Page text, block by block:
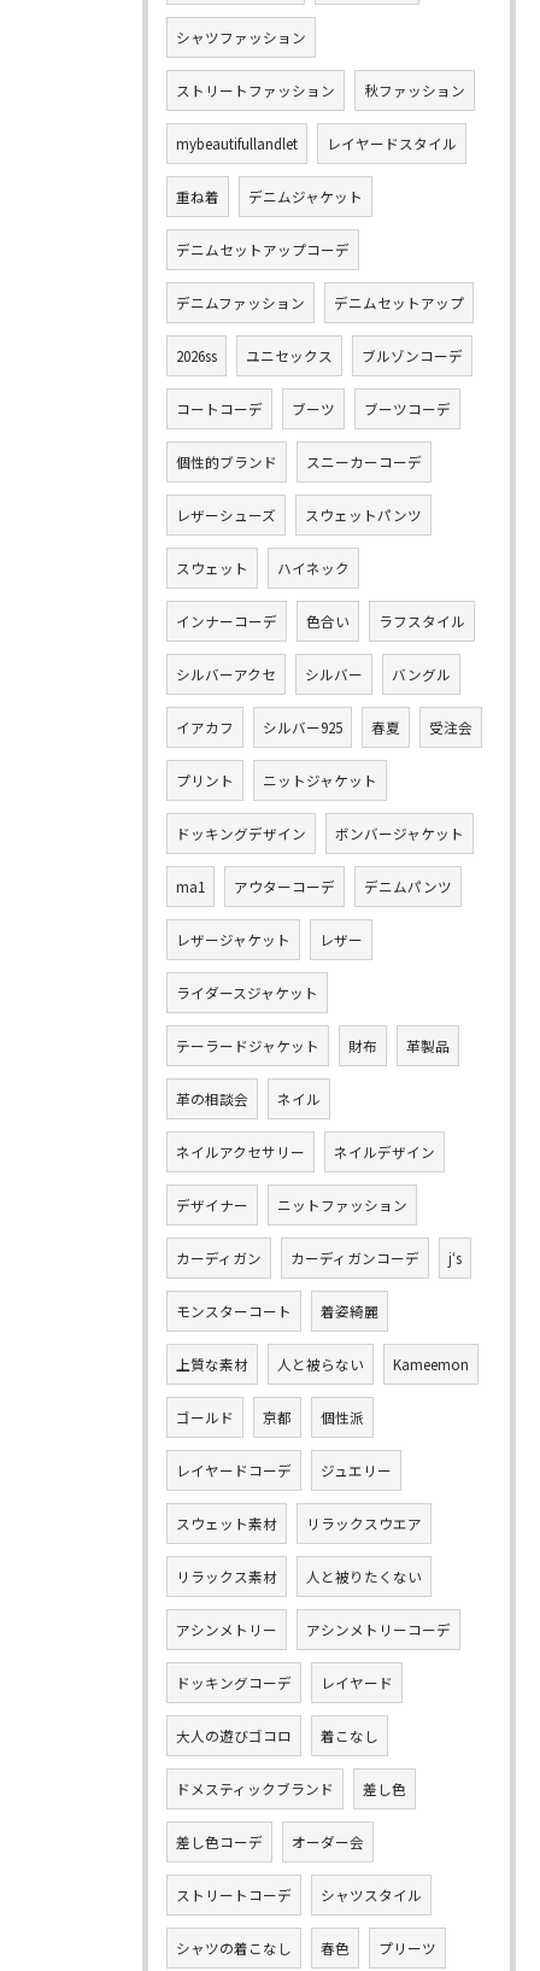
シャツファッション
ストリートファッション 秋ファッション
mybeautifullandlet レイヤードスタイル
重ね着 デニムジャケット
デニムセットアップコーデ
デニムファッション デニムセットアップ
2026ss ユニセックス ブルゾンコーデ
コートコーデ ブーツ ブーツコーデ
個性的ブランド スニーカーコーデ
レザーシューズ スウェットパンツ
スウェット ハイネック
インナーコーデ 色合い ラフスタイル
シルバーアクセ シルバー バングル
イアカフ シルバー925 春夏 受注会
プリント ニットジャケット
ドッキングデザイン ボンバージャケット
ma1 アウターコーデ デニムパンツ
レザージャケット レザー
ライダースジャケット
テーラードジャケット 財布 革製品
革の相談会 ネイル
ネイルアクセサリー ネイルデザイン
デザイナー ニットファッション
カーディガン カーディガンコーデ j‘s
モンスターコート 着姿綺麗
上質な素材 人と被らない Kameemon
ゴールド 京都 個性派
レイヤードコーデ ジュエリー
スウェット素材 リラックスウエア
リラックス素材 人と被りたくない
アシンメトリー アシンメトリーコーデ
ドッキングコーデ レイヤード
大人の遊びゴコロ 着こなし
ドメスティックブランド 差し色
差し色コーデ オーダー会
ストリートコーデ シャツスタイル
シャツの着こなし 春色 プリーツ